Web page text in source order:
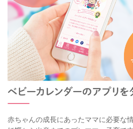
赤ちゃんの成長にあったママに必要な